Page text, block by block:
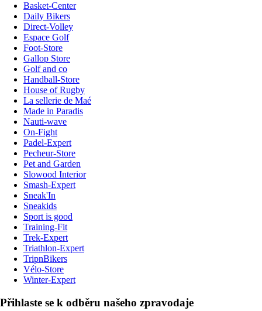
Basket-Center
Daily Bikers
Direct-Volley
Espace Golf
Foot-Store
Gallop Store
Golf and co
Handball-Store
House of Rugby
La sellerie de Maé
Made in Paradis
Nauti-wave
On-Fight
Padel-Expert
Pecheur-Store
Pet and Garden
Slowood Interior
Smash-Expert
Sneak'In
Sneakids
Sport is good
Training-Fit
Trek-Expert
Triathlon-Expert
TripnBikers
Vélo-Store
Winter-Expert
Přihlaste se k odběru našeho zpravodaje